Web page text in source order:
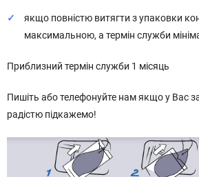
якщо повністю витягти з упаковки
максимальною, а термін служби
Приблизний термін служби 1 місяць
Пишіть або телефонуйте нам якщо у Вас
радістю підкажемо!